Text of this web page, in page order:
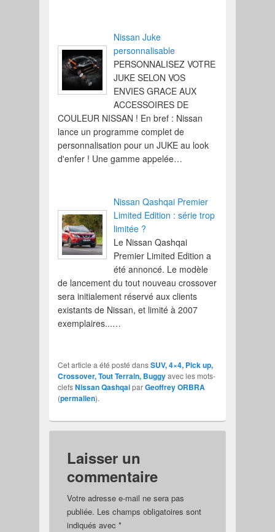
Nissan Juke
personnalisable
PERSONNALISEZ VOTRE
JUKE SELON VOS
ENVIES GRACE AUX
ACCESSOIRES DE
COULEUR NISSAN ! En bref : Nissan
lance un programme complet de
personnalisation pour un JUKE au look
d'enfer ! Une gamme appelée…
Nissan Qashqai Premier
Limited Edition : série trop
limitée ?
Le Nissan Qashqai
Premier Limited Edition a
été annoncé. Le modèle
de lancement du tout nouveau crossover
sera initialement réservé aux clients
existants de Nissan, et limité à 2007
exemplaires...…
Cet article a été posté dansSUV, 4×4, Pick up,
Crossover, Tout Terrain, Buggyavec les mots-
clefsNissan QashqaiparGeoffrey ORBRA
(permalien).
Laisser un
commentaire
Votre adresse e-mail ne sera pas
publiée. Les champs obligatoires sont
indiqués avec *